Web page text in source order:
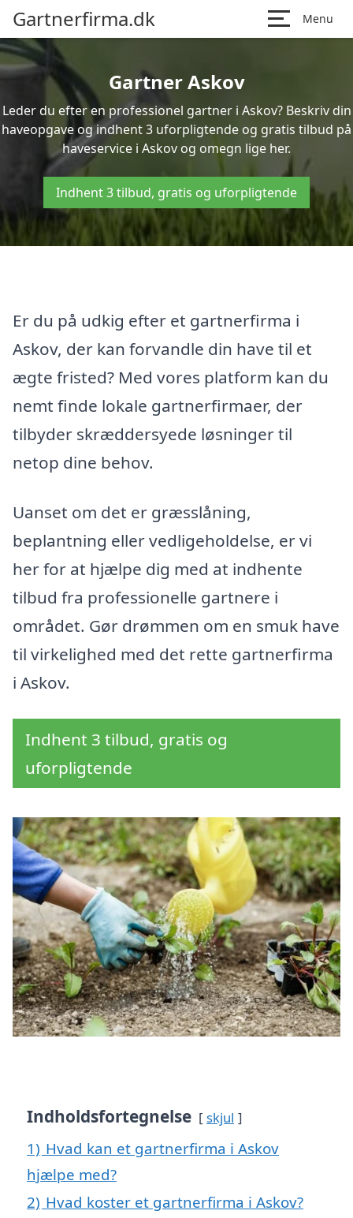
Gartnerfirma.dk Menu
Gartner Askov
Leder du efter en professionel gartner i Askov? Beskriv din
haveopgave og indhent 3 uforpligtende og gratis tilbud på
haveservice i Askov og omegn lige her.
Indhent 3 tilbud, gratis og uforpligtende
Er du på udkig efter et gartnerfirma i
Askov, der kan forvandle din have til et
ægte fristed? Med vores platform kan du
nemt finde lokale gartnerfirmaer, der
tilbyder skræddersyede løsninger til
netop dine behov.
Uanset om det er græsslåning,
beplantning eller vedligeholdelse, er vi
her for at hjælpe dig med at indhente
tilbud fra professionelle gartnere i
området. Gør drømmen om en smuk have
til virkelighed med det rette gartnerfirma
i Askov.
Indhent 3 tilbud, gratis og
uforpligtende
Indholdsfortegnelse skjul
1) Hvad kan et gartnerfirma i Askov
hjælpe med?
2) Hvad koster et gartnerfirma i Askov?